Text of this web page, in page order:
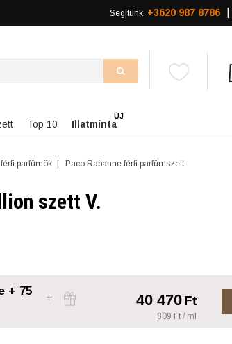
Segítünk: +3620 987 8786
Top 10 Illatminta
ÚJ
parfümök Paco Rabanne férfi parfümszett
szett V.
+ 75
40 470Ft
809 Ft / ml